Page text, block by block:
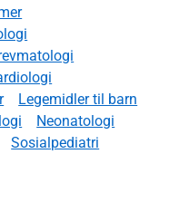
Legemidler til barn
Neonatologi
Sosialpediatri